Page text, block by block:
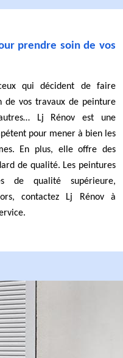
prendre soin de vos
qui décident de faire
de vos travaux de peinture
Lj Rénov est une
pour mener à bien les
En plus, elle offre des
de qualité. Les peintures
de qualité supérieure,
contactez Lj Rénov à